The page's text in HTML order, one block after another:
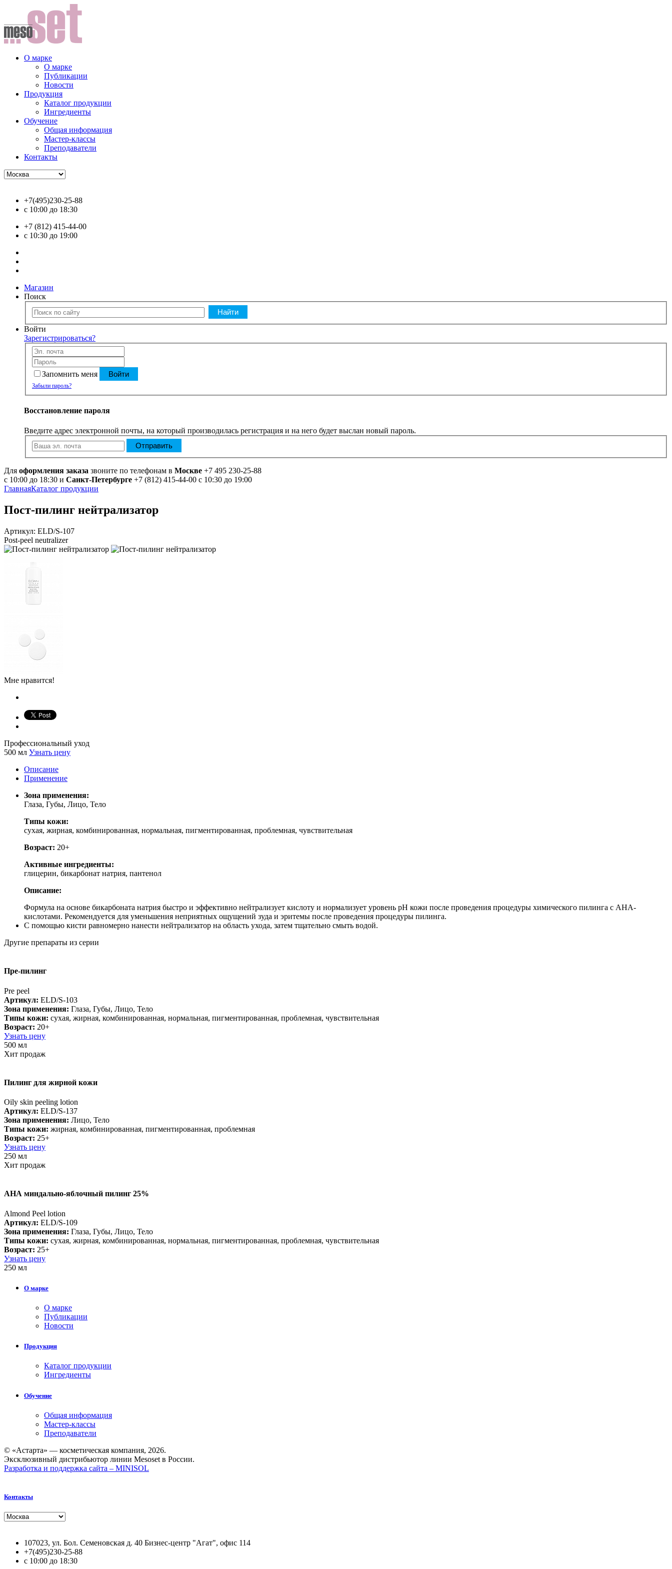
О марке
О марке
Публикации
Новости
Продукция
Каталог продукции
Ингредиенты
Обучение
Общая информация
Мастер-классы
Преподаватели
Контакты
+7(495)230-25-88
с 10:00 до 18:30
+7 (812) 415-44-00
с 10:30 до 19:00
Магазин
Поиск
Войти
Зарегистрироваться?
Запомнить меня Войти
Забыли пароль?
Восстановление пароля
Введите адрес электронной почты, на который производилась регистрация и на него будет выслан новый пароль.
Отправить
Для оформления заказа звоните по телефонам в Москве +7 495 230-25-88
с 10:00 до 18:30 и Санкт-Петербурге +7 (812) 415-44-00 с 10:30 до 19:00
ГлавнаяКаталог продукции
Пост-пилинг нейтрализатор
Артикул: ELD/S-107
Post-peel neutralizer
Мне нравится!
Профессиональный уход
500 мл Узнать цену
Описание
Применение
Зона применения:
Глаза, Губы, Лицо, Тело
Типы кожи:
cухая, жирная, комбинированная, нормальная, пигментированная, проблемная, чувствительная
Возраст: 20+
Активные ингредиенты:
глицерин, бикарбонат натрия, пантенол
Описание:
Формула на основе бикарбоната натрия быстро и эффективно нейтрализует кислоту и нормализует уровень pH кожи после проведения процедуры химического пилинга с АНА-
кислотами. Рекомендуется для уменьшения неприятных ощущений зуда и эритемы после проведения процедуры пилинга.
С помощью кисти равномерно нанести нейтрализатор на область ухода, затем тщательно смыть водой.
Другие препараты из серии
Пре-пилинг
Pre peel
Артикул: ELD/S-103
Зона применения: Глаза, Губы, Лицо, Тело
Типы кожи: cухая, жирная, комбинированная, нормальная, пигментированная, проблемная, чувствительная
Возраст: 20+
Узнать цену
500 мл
Хит продаж
Пилинг для жирной кожи
Oily skin peeling lotion
Артикул: ELD/S-137
Зона применения: Лицо, Тело
Типы кожи: жирная, комбинированная, пигментированная, проблемная
Возраст: 25+
Узнать цену
250 мл
Хит продаж
АНА миндально-яблочный пилинг 25%
Almond Peel lotion
Артикул: ELD/S-109
Зона применения: Глаза, Губы, Лицо, Тело
Типы кожи: cухая, жирная, комбинированная, нормальная, пигментированная, проблемная, чувствительная
Возраст: 25+
Узнать цену
250 мл
О марке
О марке
Публикации
Новости
Продукция
Каталог продукции
Ингредиенты
Обучение
Общая информация
Мастер-классы
Преподаватели
© «Астарта» — косметическая компания, 2026.
Эксклюзивный дистрибьютор линии Mesoset в России.
Разработка и поддержка сайта – MINISOL
Контакты
107023, ул. Бол. Семеновская д. 40 Бизнес-центр "Агат", офис 114
+7(495)230-25-88
с 10:00 до 18:30